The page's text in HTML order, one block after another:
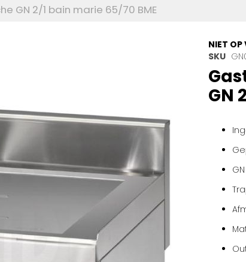
GN 2/1 bain marie 65/70 BME
NIET OP
SKU
GN